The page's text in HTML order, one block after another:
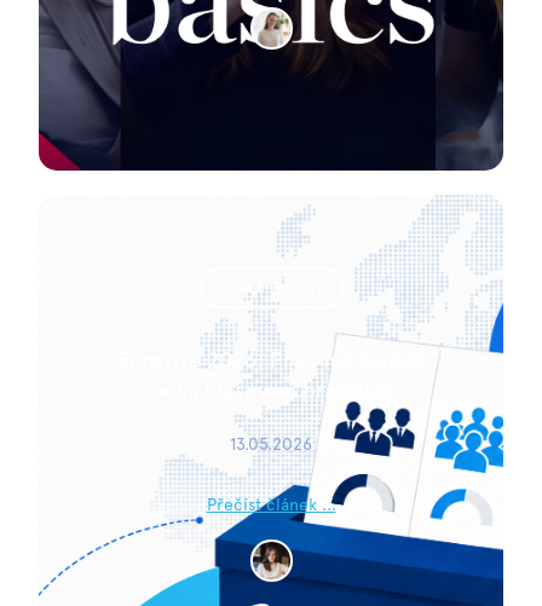
Volební metody
Eurovize 2026: Proč má soutěž
nová hlasovací pravidla?
13.05.2026
Přečíst článek ...